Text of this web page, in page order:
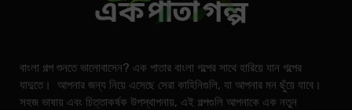
বাংলা গল্প শুনতে ভালোবাসেন? এক পাতার বাংলা গল্পের সাথে হারিয়ে যান গল্পের
যাদুতে। আপনার জন্য নিয়ে এসেছে সেরা কাহিনিগুলি, যা আপনার মন ছুঁয়ে যাবে।
সহজ ভাষায় এবং চিত্তাকর্ষক উপস্থাপনায়, এই গল্পগুলি আপনাকে এক নতুন